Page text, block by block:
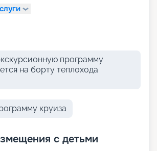
программу
на борту теплохода
круиза
с детьми